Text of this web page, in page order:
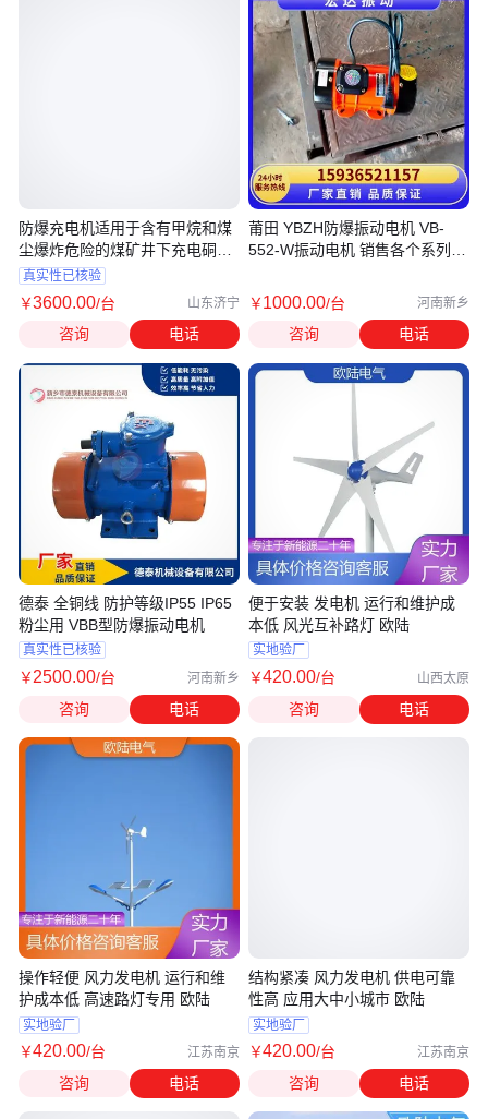
防爆充电机适用于含有甲烷和煤
尘爆炸危险的煤矿井下充电硐室
内
真实性已核验
￥3600.00/台 山东济宁
咨询 电话
德泰 全铜线 防护等级IP55 IP65
粉尘用 VBB型防爆振动电机
真实性已核验
￥2500.00/台 河南新乡
咨询 电话
操作轻便 风力发电机 运行和维
护成本低 高速路灯专用 欧陆
实地验厂
￥420.00/台 江苏南京
咨询 电话
莆田 YBZH防爆振动电机 VB-
552-W振动电机 销售各个系列型
￥1000.00/台 河南新乡
咨询 电话
便于安装 发电机 运行和维护成
本低 风光互补路灯 欧陆
实地验厂
￥420.00/台 山西太原
咨询 电话
结构紧凑 风力发电机 供电可靠
性高 应用大中小城市 欧陆
实地验厂
￥420.00/台 江苏南京
咨询 电话